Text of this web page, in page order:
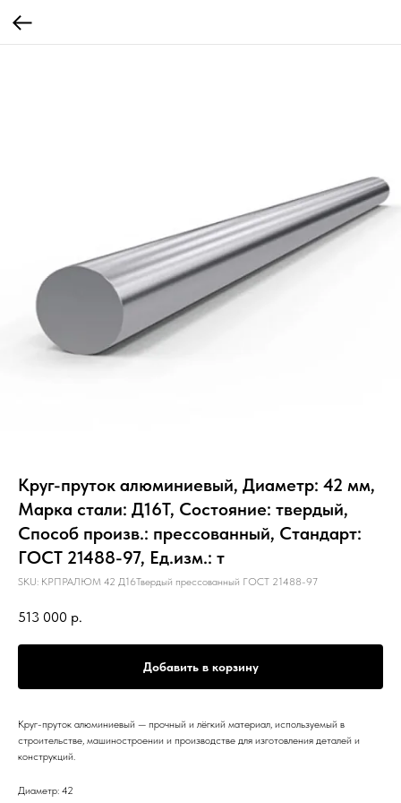
Круг-пруток алюминиевый, Диаметр: 42 мм,
Марка стали: Д16Т, Состояние: твердый,
Способ произв.: прессованный, Стандарт:
ГОСТ 21488-97, Ед.изм.: т
SKU: КРПРАЛЮМ 42 Д16Твердый прессованный ГОСТ 21488-97
513 000 р.
Добавить в корзину
Круг-пруток алюминиевый — прочный и лёгкий материал, используемый в
строительстве, машиностроении и производстве для изготовления деталей и
конструкций.
Диаметр: 42